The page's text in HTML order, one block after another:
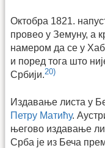
Октобра 1821.
провео у Земуну, а
намером да се у
и поред тога што
Србији.20)
Издавање листа у
Петру Матићу.
његово издавање
Срба је из Беча